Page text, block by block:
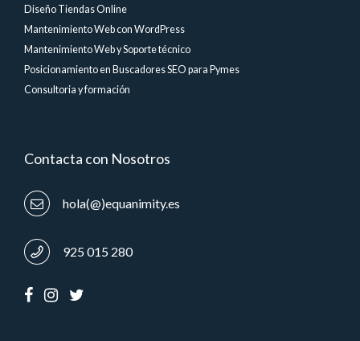
Diseño Tiendas Online
Mantenimiento Web con WordPress
Mantenimiento Web y Soporte técnico
Posicionamiento en Buscadores SEO para Pymes
Consultoria y formación
Contacta con Nosotros
hola(@)equanimity.es
925 015 280